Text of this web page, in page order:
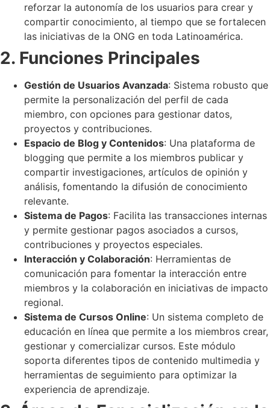
reforzar la autonomía de los usuarios para crear y
compartir conocimiento, al tiempo que se fortalecen
las iniciativas de la ONG en toda Latinoamérica.
2. Funciones Principales
Gestión de Usuarios Avanzada: Sistema robusto que
permite la personalización del perfil de cada
miembro, con opciones para gestionar datos,
proyectos y contribuciones.
Espacio de Blog y Contenidos: Una plataforma de
blogging que permite a los miembros publicar y
compartir investigaciones, artículos de opinión y
análisis, fomentando la difusión de conocimiento
relevante.
Sistema de Pagos: Facilita las transacciones internas
y permite gestionar pagos asociados a cursos,
contribuciones y proyectos especiales.
Interacción y Colaboración: Herramientas de
comunicación para fomentar la interacción entre
miembros y la colaboración en iniciativas de impacto
regional.
Sistema de Cursos Online: Un sistema completo de
educación en línea que permite a los miembros crear,
gestionar y comercializar cursos. Este módulo
soporta diferentes tipos de contenido multimedia y
herramientas de seguimiento para optimizar la
experiencia de aprendizaje.